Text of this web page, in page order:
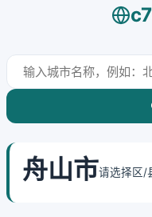
舟山市请选择区/